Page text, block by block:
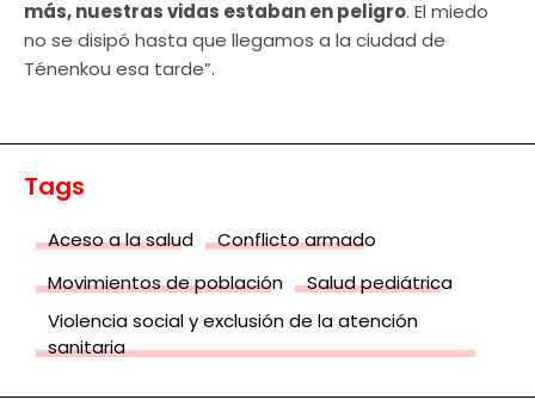
más, nuestras vidas estaban en peligro. El miedo
no se disipó hasta que llegamos a la ciudad de
Ténenkou esa tarde”.
Tags
Aceso a la salud
Conflicto armado
Movimientos de población
Salud pediátrica
Violencia social y exclusión de la atención
sanitaria